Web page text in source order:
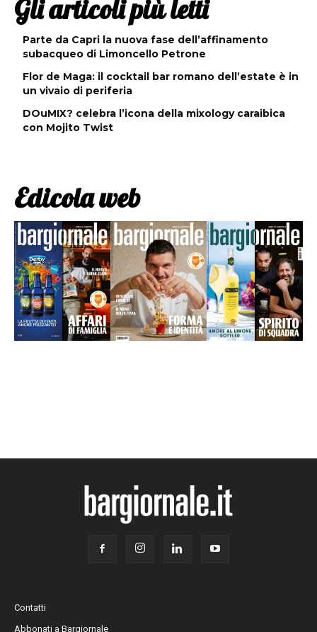
Gli articoli più letti
Parte da Capri la nuova fase dell’affinamento
subacqueo di Limoncello Petrone
Flor de Maga: il cocktail bar romano dell’estate è in
un vivaio di periferia
DOuMIX? celebra l’icona della mixology caraibica
con Mojito Twist
Edicola web
Contatti
Abbonati a Bargiornale